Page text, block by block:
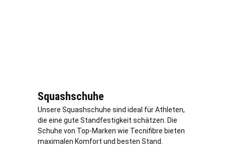
Squashschuhe
Unsere Squashschuhe sind ideal für Athleten,
die eine gute Standfestigkeit schätzen. Die
Schuhe von Top-Marken wie Tecnifibre bieten
maximalen Komfort und besten Stand.